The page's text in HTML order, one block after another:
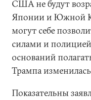
США не будут
Японии и Южной
могут себе
силами и
оснований
Трампа
Показательны